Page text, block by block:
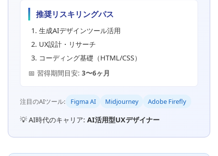
推奨リスキリングパス
生成AIデザインツール活用
UX設計・リサーチ
コーディング基礎（HTML/CSS）
📅 習得期間目安: 3〜6ヶ月
注目のAIツール: Figma AI Midjourney Adobe Firefly
💡 AI時代のキャリア: AI活用型UXデザイナー